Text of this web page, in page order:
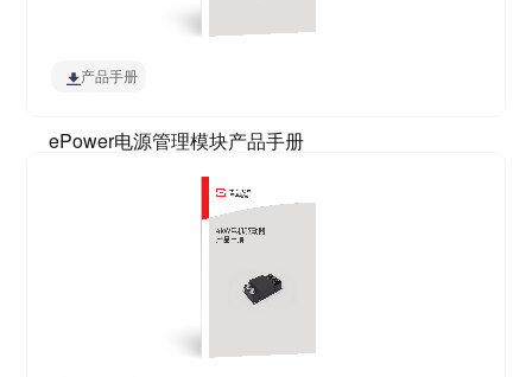
产品手册
ePower电源管理模块产品手册